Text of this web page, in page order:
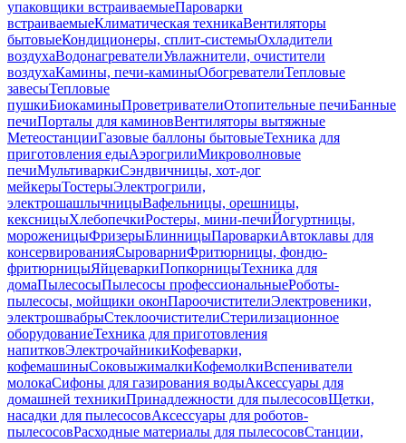
упаковщики встраиваемыеПароварки
встраиваемыеКлиматическая техникаВентиляторы
бытовыеКондиционеры, сплит-системыОхладители
воздухаВодонагревателиУвлажнители, очистители
воздухаКамины, печи-каминыОбогревателиТепловые
завесыТепловые
пушкиБиокаминыПроветривателиОтопительные печиБанные
печиПорталы для каминовВентиляторы вытяжные
МетеостанцииГазовые баллоны бытовыеТехника для
приготовления едыАэрогрилиМикроволновые
печиМультиваркиСэндвичницы, хот-дог
мейкерыТостерыЭлектрогрили,
электрошашлычницыВафельницы, орешницы,
кексницыХлебопечкиРостеры, мини-печиЙогуртницы,
мороженицыФризерыБлинницыПароваркиАвтоклавы для
консервированияСыроварниФритюрницы, фондю-
фритюрницыЯйцеваркиПопкорницыТехника для
домаПылесосыПылесосы профессиональныеРоботы-
пылесосы, мойщики оконПароочистителиЭлектровеники,
электрошвабрыСтеклоочистителиСтерилизационное
оборудованиеТехника для приготовления
напитковЭлектрочайникиКофеварки,
кофемашиныСоковыжималкиКофемолкиВспениватели
молокаСифоны для газирования водыАксессуары для
домашней техникиПринадлежности для пылесосовЩетки,
насадки для пылесосовАксессуары для роботов-
пылесосовРасходные материалы для пылесосовСтанции,